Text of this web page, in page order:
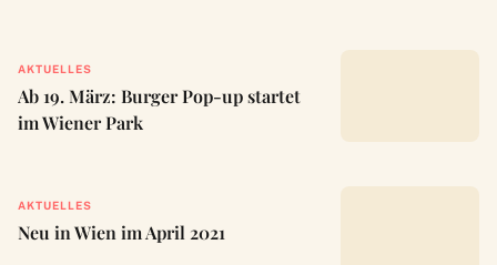
AKTUELLES
Ab 19. März: Burger Pop-up startet
im Wiener Park
AKTUELLES
Neu in Wien im April 2021